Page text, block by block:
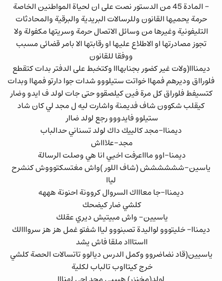
- المادة 45 من الدستور نصت على ان لحياة المواطنين الخاصة
حرمة يحميها القانون وللرسالات البريدية والبرقية والمحادثات
التليفونية وغيرها من وسائل الاتصال حرمة وسريتها مكفولة ولا
تجوز مصادرتها او الاطلاع عليها او رقابتها الا بامر قضائى مسبب
ووفقا للقانون
ديمنااا(ولات غير كضور بجنابهااا وكتخبط على الدفتر بدات كتقطع
فلورااق وديرهم فمهاا خواتت ستيلووو شدات جوا دارتو فمهاا وبدات
كتسيفط فلوراق كل مرة فين كيلصقوو حتى جات لولد ف ايدو وضار
كيقلب شكوون شاف فديمنة واشارت ليه ل مجد لي كان شاد
ستيلوو فايدووو رجع لولد ضاار
ديمناا-مجد كالييك داك لولد تسناني حدالباب
مجد-علاااش
ديمنا-اوو ماااعرفت اخيي انا هي وصلت الرسالة
ياسين-شششششش (شاف اللور )واش مغتسكتوووش كنشرح
لياا
ديمناا-جا معاااك السروال كروونة احنونة هههه
كلشي ضار كيضحك
ياسيين- واش مبيتيش ديري عقلك
ديمناا- خليتووو لواليدة تصبنووو لياا شفتو غمل هز هز سروااالك
ااستاااد ملقا فاش يشد
ياسيين(قاد نضاضروو وكمل الدرس ديالوو تاتسالات الحصة كلشي
خرج كيتااوب تالباب لكلية